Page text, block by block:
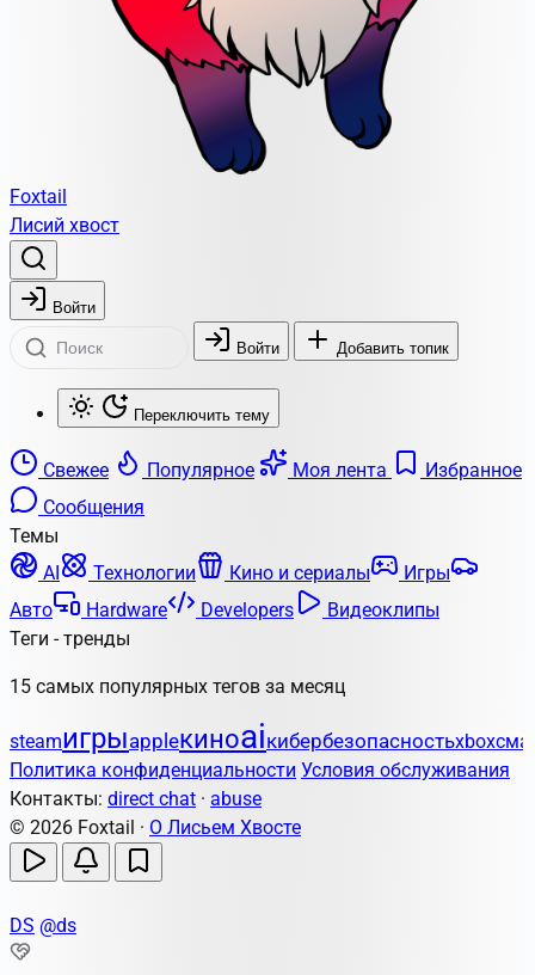
Foxtail
Лисий хвост
Войти
Войти Добавить топик
Переключить тему
Свежее Популярное Моя лента
Избранное
Сообщения
Темы
AI
Технологии Кино и сериалы
Игры
Авто
Hardware Developers
Видеоклипы
Теги - тренды
15 самых популярных тегов за месяц
steamигрыappleкиноaiкибербезопасностьxbox
Политика конфиденциальности Условия обслуживания
Контакты: direct chat · abuse
© 2026 Foxtail · О Лисьем Хвосте
DS @ds